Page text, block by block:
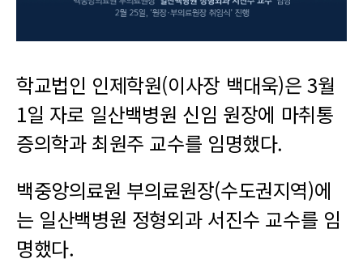
학교법인 인제학원(이사장 백대욱)은 3월
1일 자로 일산백병원 신임 원장에 마취통
증의학과 최원주 교수를 임명했다.
백중앙의료원 부의료원장(수도권지역)에
는 일산백병원 정형외과 서진수 교수를 임
명했다.